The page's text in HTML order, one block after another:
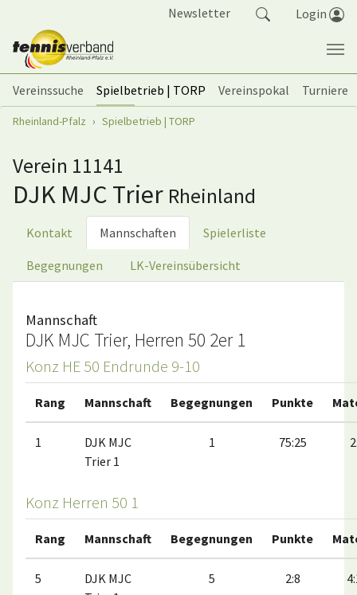
Newsletter Login
Vereinssuche Spielbetrieb | TORP Vereinspokal
Turniere
Sie sind hier:
Rheinland-Pfalz Spielbetrieb | TORP
Verein 11141
DJK MJC Trier Rheinland
Kontakt Mannschaften Spielerliste
Begegnungen LK-Vereinsübersicht
Mannschaft
DJK MJC Trier, Herren 50 2er 1
Konz HE 50 Endrunde 9-10
Rang Mannschaft Begegnungen Punkte
1
DJK MJC
Trier 1
1 75:25
Konz Herren 50 1
Rang Mannschaft Begegnungen Punkte
5
DJK MJC
5 2:8